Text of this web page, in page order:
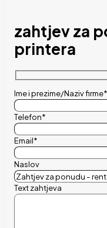
zahtjev za
printera
Ime i prezime/Naziv firme*
Telefon*
Email*
Naslov
Text zahtjeva